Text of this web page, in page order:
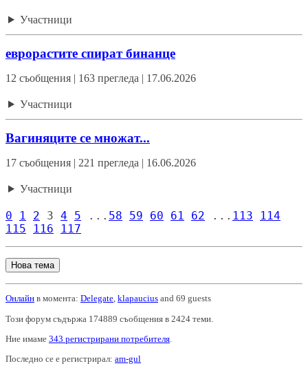
Участници
еврорастите спират бинанце
12 съобщения | 163 прегледа | 17.06.2026
Участници
Вагиняците се множат...
17 съобщения | 221 прегледа | 16.06.2026
Участници
0 1 2 3 4 5 ... 58 59 60 61 62 ... 113
114
115
116 117
Нова тема
Онлайн в момента: Delegate, klapaucius and 69 guests
Този форум съдържа 174889 съобщения в 2424 теми.
Ние имаме 343 регистрирани потребителя
Последно се е регистрирал: am-gul